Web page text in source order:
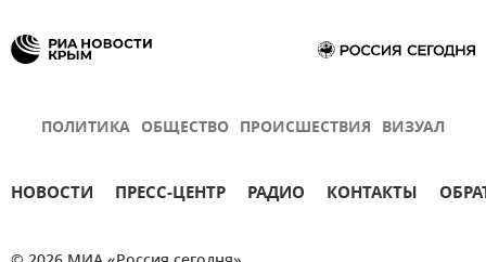
ПОЛИТИКА ОБЩЕСТВО ПРОИСШЕСТВИЯ ВИЗУАЛ
НОВОСТИ ПРЕСС-ЦЕНТР РАДИО КОНТАКТЫ